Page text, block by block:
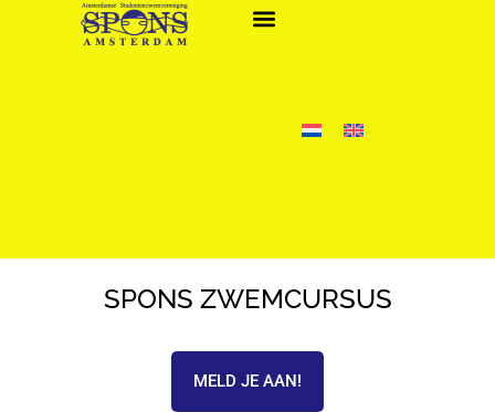
SPONS ZWEMCURSUS
MELD JE AAN!